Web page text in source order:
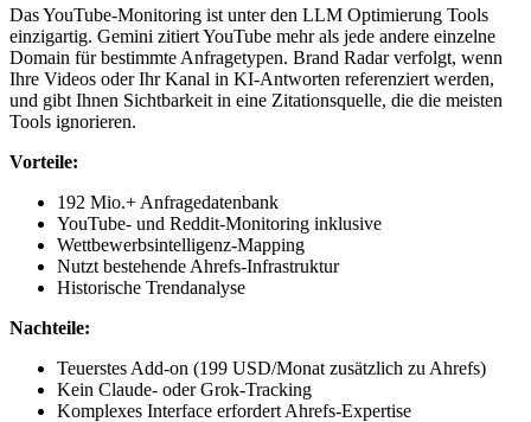
Das YouTube-Monitoring ist unter den LLM Optimierung Tools
einzigartig. Gemini zitiert YouTube mehr als jede andere einzelne
Domain für bestimmte Anfragetypen. Brand Radar verfolgt, wenn
Ihre Videos oder Ihr Kanal in KI-Antworten referenziert werden,
und gibt Ihnen Sichtbarkeit in eine Zitationsquelle, die die meisten
Tools ignorieren.
Vorteile:
192 Mio.+ Anfragedatenbank
YouTube- und Reddit-Monitoring inklusive
Wettbewerbsintelligenz-Mapping
Nutzt bestehende Ahrefs-Infrastruktur
Historische Trendanalyse
Nachteile:
Teuerstes Add-on (199 USD/Monat zusätzlich zu Ahrefs)
Kein Claude- oder Grok-Tracking
Komplexes Interface erfordert Ahrefs-Expertise